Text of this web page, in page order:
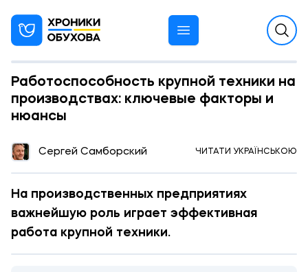
Работоспособность крупной техники на
производствах: ключевые факторы и
нюансы
РЕКЛАМА
Сергей Самборский ЧИТАТИ УКРАЇНСЬКОЮ
На производственных предприятиях
важнейшую роль играет эффективная
работа крупной техники.